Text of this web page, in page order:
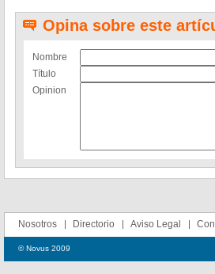
Opina sobre este
Nombre
Título
Opinion
Nosotros Directorio Aviso Legal
© Novus 2009